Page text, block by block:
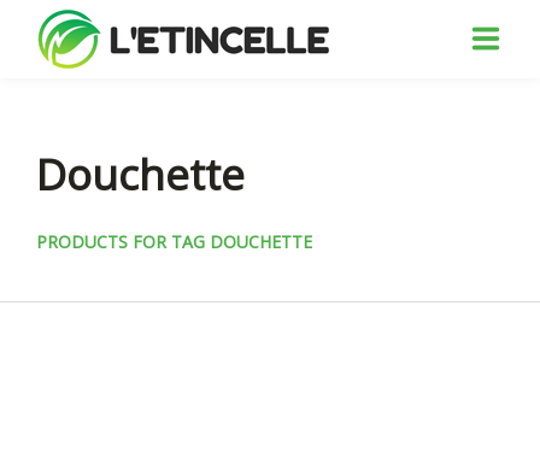
QUI SOMMES-NOUS?
Douchette
PRODUCTS FOR TAG DOUCHETTE